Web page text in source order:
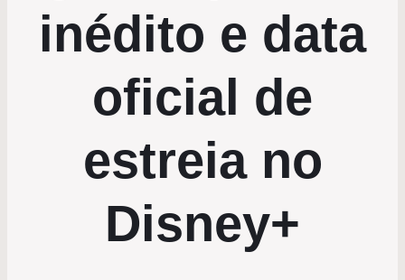
inédito e data
oficial de
estreia no
Disney+